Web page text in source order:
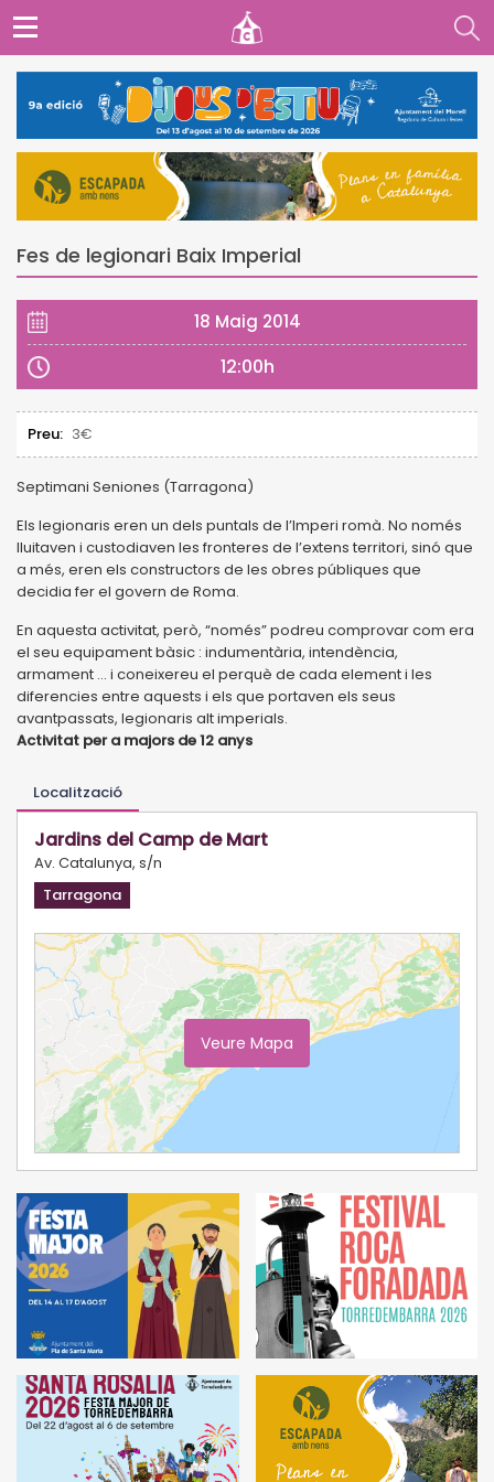
Fes de legionari Baix Imperial
18 Maig 2014
12:00h
Preu: 3€
Septimani Seniones (Tarragona)
Els legionaris eren un dels puntals de l’Imperi romà. No només
lluitaven i custodiaven les fronteres de l’extens territori, sinó que
a més, eren els constructors de les obres públiques que
decidia fer el govern de Roma.
En aquesta activitat, però, “només” podreu comprovar com era
el seu equipament bàsic : indumentària, intendència,
armament ... i coneixereu el perquè de cada element i les
diferencies entre aquests i els que portaven els seus
avantpassats, legionaris alt imperials.
Activitat per a majors de 12 anys
Localització
Jardins del Camp de Mart
Av. Catalunya, s/n
Tarragona
Veure Mapa